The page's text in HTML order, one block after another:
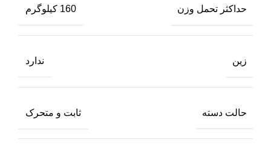
حداکثر تحمل وزن 160 کیلوگرم
زین ندارد
حالت دسته ثابت و متحرک